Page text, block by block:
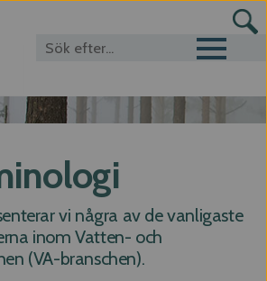
Toggle
vi några av de vanligaste
inom Vatten- och
(VA-branschen).